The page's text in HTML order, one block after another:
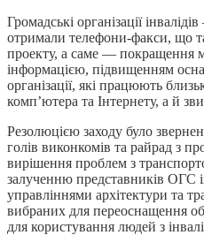
Громадські організації
отримали телефони-факси, що
проекту, а саме — покращення
інформацією, підвищенням
організації, які працюють
комп’ютера та Інтернету, а й
Резолюцією заходу було
голів виконкомів та райрад з
вирішення проблем з
залученню представників ОГС
управліннями архітектури та
вибраних для переоснащення
для користування людей з